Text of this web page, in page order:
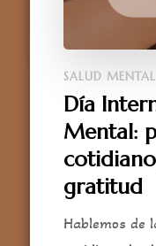
SALUD MENTAL
Día
Mental:
gratitud
Hablemos de